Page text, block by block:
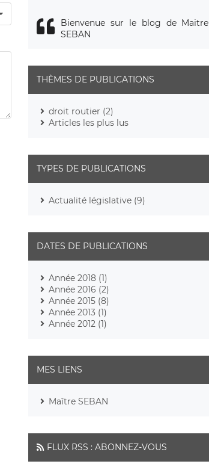
Bienvenue sur le blog de Maitre
SEBAN
THÈMES DE PUBLICATIONS
droit routier (2)
Articles les plus lus
TYPES DE PUBLICATIONS
Actualité législative (9)
DATES DE PUBLICATIONS
Année 2018 (1)
Année 2016 (2)
Année 2015 (8)
Année 2013 (1)
Année 2012 (1)
MES LIENS
Maître SEBAN
FLUX RSS : ABONNEZ-VOUS